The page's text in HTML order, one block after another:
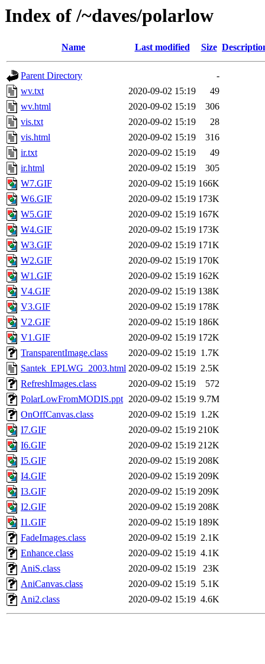
Index of /~daves/polarlow
Name Last modified Size
Parent Directory
-
wv.txt
2020-09-02 15:19
49
wv.html
2020-09-02 15:19
306
vis.txt
2020-09-02 15:19
28
vis.html
2020-09-02 15:19
316
ir.txt
2020-09-02 15:19
49
ir.html
2020-09-02 15:19
305
W7.GIF
2020-09-02 15:19 166K
W6.GIF
2020-09-02 15:19 173K
W5.GIF
2020-09-02 15:19 167K
W4.GIF
2020-09-02 15:19 173K
W3.GIF
2020-09-02 15:19 171K
W2.GIF
2020-09-02 15:19 170K
W1.GIF
2020-09-02 15:19 162K
V4.GIF
2020-09-02 15:19 138K
V3.GIF
2020-09-02 15:19 178K
V2.GIF
2020-09-02 15:19 186K
V1.GIF
2020-09-02 15:19 172K
TransparentImage.class
2020-09-02 15:19 1.7K
Santek_EPLWG_2003.html 2020-09-02 15:19 2.5K
RefreshImages.class
2020-09-02 15:19
572
PolarLowFromMODIS.ppt 2020-09-02 15:19 9.7M
OnOffCanvas.class
2020-09-02 15:19 1.2K
I7.GIF
2020-09-02 15:19 210K
I6.GIF
2020-09-02 15:19 212K
I5.GIF
2020-09-02 15:19 208K
I4.GIF
2020-09-02 15:19 209K
I3.GIF
2020-09-02 15:19 209K
I2.GIF
2020-09-02 15:19 208K
I1.GIF
2020-09-02 15:19 189K
FadeImages.class
2020-09-02 15:19 2.1K
Enhance.class
2020-09-02 15:19 4.1K
AniS.class
2020-09-02 15:19
23K
AniCanvas.class
2020-09-02 15:19 5.1K
Ani2.class
2020-09-02 15:19 4.6K